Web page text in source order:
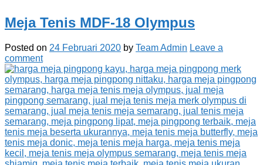
Meja Tenis MDF-18 Olympus
Posted on 24 Februari 2020 by Team Admin Leave a
comment